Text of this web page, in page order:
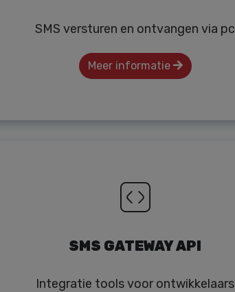
SMS versturen en ontvangen via pc
Meer informatie
SMS GATEWAY API
Integratie tools voor ontwikkelaars